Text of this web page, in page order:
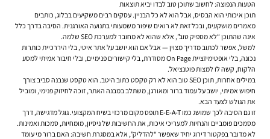
הטעות הנפוצה: לחשוב שתוכן טוב לבדו יביא תוצאות
תוכן איכותי הוא הבסיס, אבל הוא לא כל הבניין. עסקים רבים משקיעים בבלוג, כותבים
מאמרים מושקעים, ובכל זאת לא רואים שיפור משמעותי בתנועה האורגנית. הסיבה בדרך כלל
אינה שהתוכן “לא מספיק טוב”, אלא שהוא לא מחובר למערכת SEO שלמה.
למשל, אפשר לכתוב מדריך מצוין — אבל אם הוא יושב על אתר איטי, בלי היררכיית כותרות
נכונה, בלי אופטימיזציית On Page מסודרת, בלי קישורים פנימיים, ובלי חיבור אמיתי למסע
הלקוח, קשה לו למצות פוטנציאל.
במילים אחרות, תוכן SEO טוב הוא לא רק טקסט כתוב היטב. הוא טקסט שנבנה סביב צורך
חיפוש אמיתי, יושב על עמוד ברור ומאורגן, משתלב במבנה האתר, זוכה לחיזוק פנימי, ומוביל
את הגולש לצעד הבא.
זו גם הסיבה לכך שמושג כמו E-E-A-T תופס מקום מרכזי בשיח המקצועי. גוגל מדגישה, דרך
מסמכים פומביים והנחיות למעריכי איכות, את החשיבות של ניסיון, מומחיות, סמכות ואמינות.
לא מדובר בפקטור דירוג יחיד שאפשר “להדליק”, אלא במסגרת חשיבה: האם ברור מי עומד